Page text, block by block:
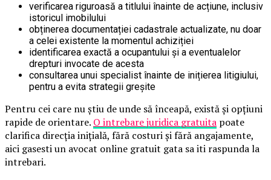
verificarea riguroasă a titlului înainte de acțiune, inclusiv
istoricul imobilului
obținerea documentației cadastrale actualizate, nu doar
a celei existente la momentul achiziției
identificarea exactă a ocupantului și a eventualelor
drepturi invocate de acesta
consultarea unui specialist înainte de inițierea litigiului,
pentru a evita strategii greșite
Pentru cei care nu știu de unde să înceapă, există și opțiuni
rapide de orientare. O intrebare juridica gratuita poate
clarifica direcția inițială, fără costuri și fără angajamente,
aici gasesti un avocat online gratuit gata sa iti raspunda la
intrebari.